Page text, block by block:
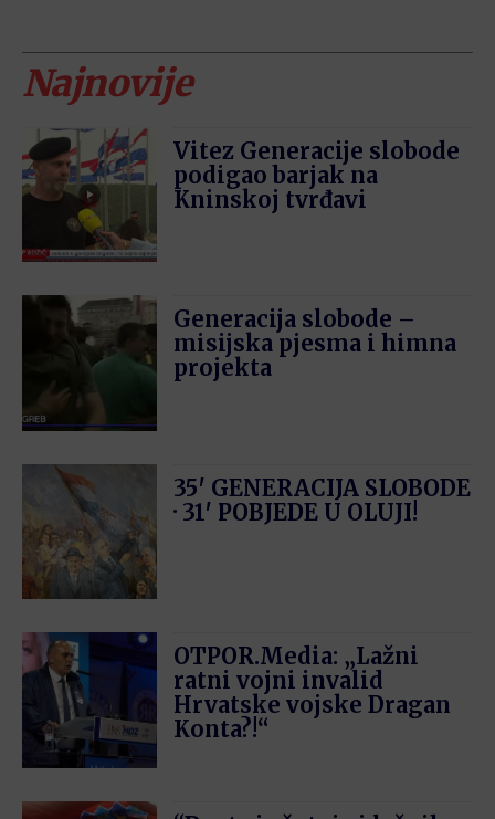
Najnovije
Vitez Generacije slobode
podigao barjak na
Kninskoj tvrđavi
Generacija slobode –
misijska pjesma i himna
projekta
35′ GENERACIJA SLOBODE
· 31′ POBJEDE U OLUJI!
OTPOR.Media: „Lažni
ratni vojni invalid
Hrvatske vojske Dragan
Konta?!“